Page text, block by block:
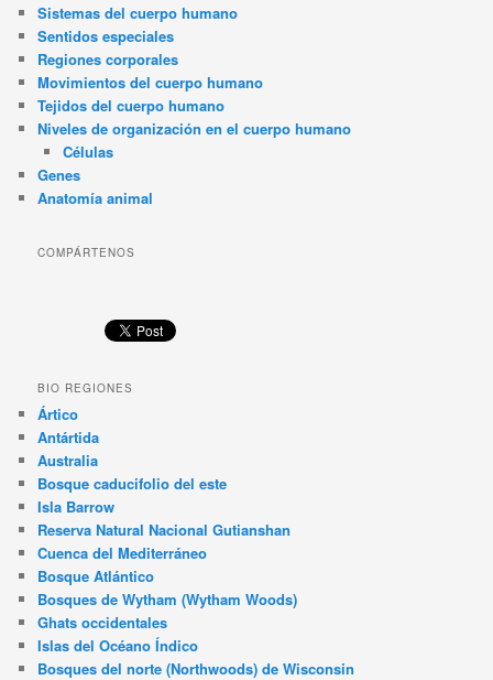
Sistemas del cuerpo humano
Sentidos especiales
Regiones corporales
Movimientos del cuerpo humano
Tejidos del cuerpo humano
Niveles de organización en el cuerpo humano
Células
Genes
Anatomía animal
COMPÁRTENOS
BIO REGIONES
Ártico
Antártida
Australia
Bosque caducifolio del este
Isla Barrow
Reserva Natural Nacional Gutianshan
Cuenca del Mediterráneo
Bosque Atlántico
Bosques de Wytham (Wytham Woods)
Ghats occidentales
Islas del Océano Índico
Bosques del norte (Northwoods) de Wisconsin